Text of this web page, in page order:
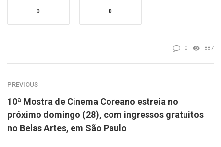
0 0
0 887
PREVIOUS
10ª Mostra de Cinema Coreano estreia no
próximo domingo (28), com ingressos gratuitos
no Belas Artes, em São Paulo